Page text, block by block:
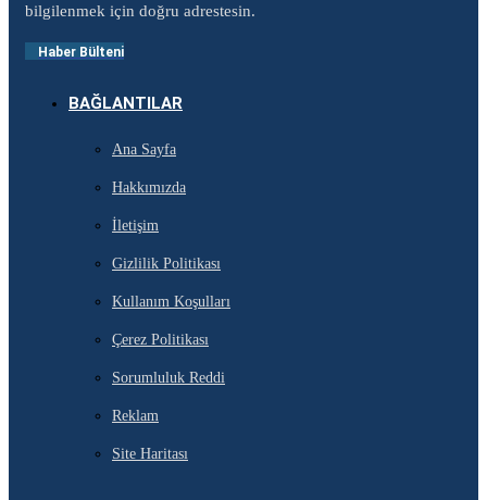
bilgilenmek için doğru adrestesin.
Haber Bülteni
BAĞLANTILAR
Ana Sayfa
Hakkımızda
İletişim
Gizlilik Politikası
Kullanım Koşulları
Çerez Politikası
Sorumluluk Reddi
Reklam
Site Haritası